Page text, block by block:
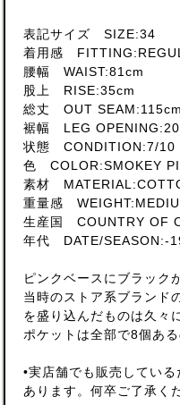
表記サイズ SIZE:34
着用感
腰幅 WAIST:81cm
股上 RISE:35cm
総丈 OUT SEAM:115cm
裾幅 LEG
状態 CONDITION:7/10
色 COLOR:SMOKEY
素材
重量感
生産国 COUNTRY OF
年代 DATE/SEASON:-
ピンクベースにブラック
当時のストア系ブランド
を盛り込んだものは久々
ポケットは全部で8個あ
•実店舗でも販売してい
あります。何卒ご了承く